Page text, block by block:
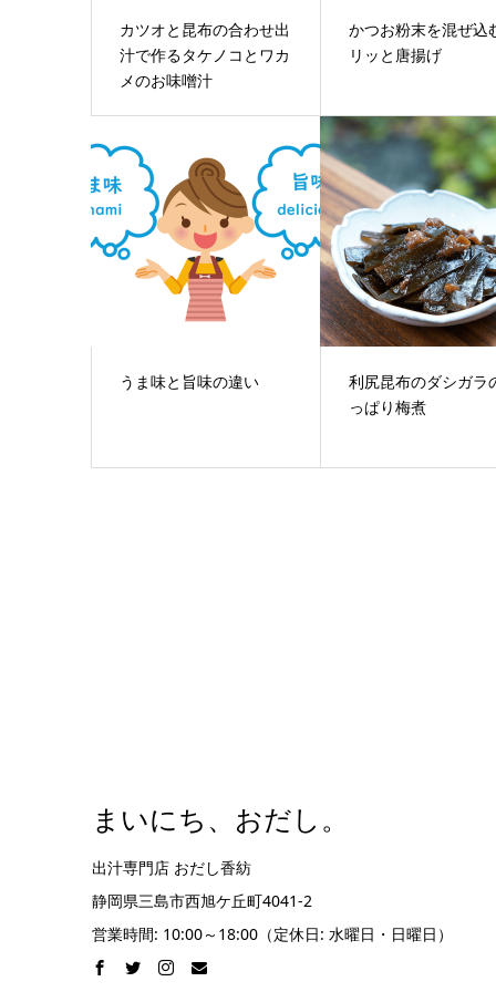
カツオと昆布の合わせ出
汁で作るタケノコとワカ
メのお味噌汁
かつお粉末を混ぜ込
リッと唐揚げ
うま味と旨味の違い
利尻昆布のダシガラ
っぱり梅煮
まいにち、おだし。
出汁専門店 おだし香紡
静岡県三島市西旭ケ丘町4041-2
営業時間: 10:00～18:00（定休日: 水曜日・日曜日）